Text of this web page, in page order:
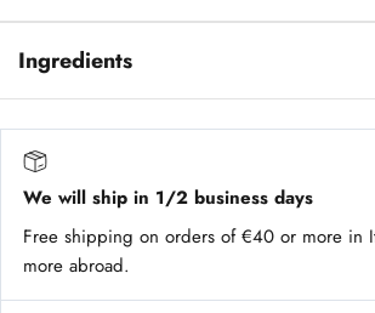
Ingredients
We will ship in 1/2 business days
Free shipping on orders of €40 or more in
more abroad.